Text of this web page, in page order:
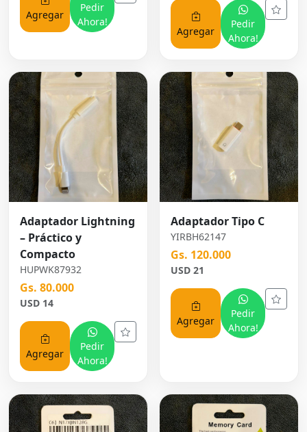
Agregar
Pedir
Ahora!
Agregar
Pedir
Ahora!
Adaptador Lightning
– Práctico y
Compacto
HUPWK87932
Gs. 80.000
USD 14
Agregar
Pedir
Ahora!
Adaptador Tipo C
YIRBH62147
Gs. 120.000
USD 21
Agregar
Pedir
Ahora!